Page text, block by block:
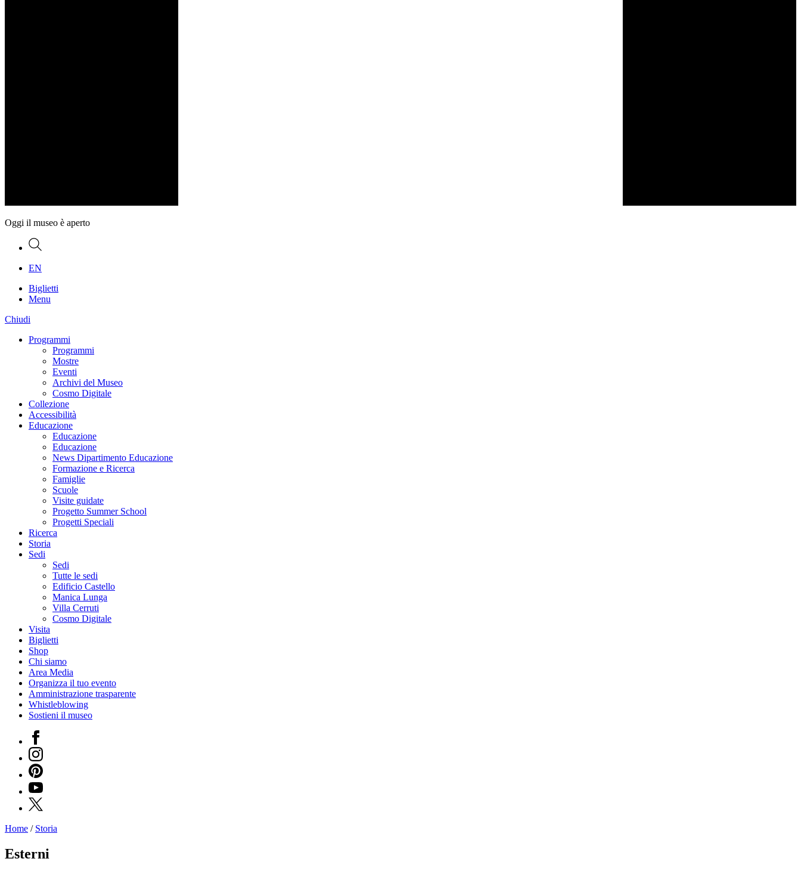
Oggi il museo è aperto
Ricerca
EN
Biglietti
Menu
Chiudi
Programmi
Programmi
Mostre
Eventi
Archivi del Museo
Cosmo Digitale
Collezione
Accessibilità
Educazione
Educazione
Educazione
News Dipartimento Educazione
Formazione e Ricerca
Famiglie
Scuole
Visite guidate
Progetto Summer School
Progetti Speciali
Ricerca
Storia
Sedi
Sedi
Tutte le sedi
Edificio Castello
Manica Lunga
Villa Cerruti
Cosmo Digitale
Visita
Biglietti
Shop
Chi siamo
Area Media
Organizza il tuo evento
Amministrazione trasparente
Whistleblowing
Sostieni il museo
Facebook
Instagram
Pinterest
YouTube
X
Home / Storia
Esterni